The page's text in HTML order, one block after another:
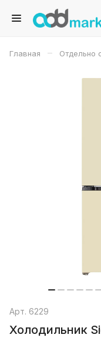
Главная – Отдельно
Арт. 6229
Холодильник